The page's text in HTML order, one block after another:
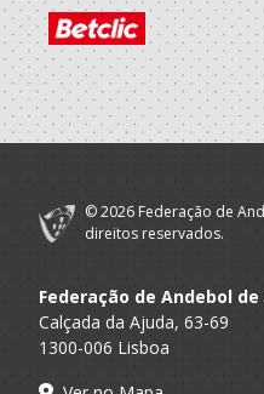
© 2026 Federação de
direitos reservados.
Federação de Andebol
Calçada da Ajuda, 63-69
1300-006 Lisboa